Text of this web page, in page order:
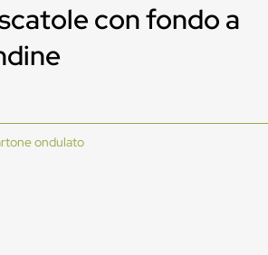
con fondo a
ondulato